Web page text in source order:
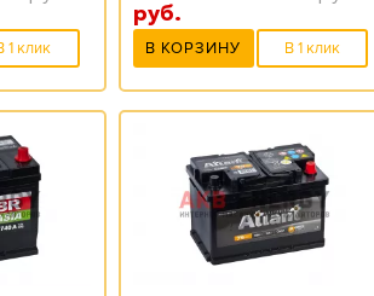
1 клик
руб.
В КОРЗИНУ В 1 клик